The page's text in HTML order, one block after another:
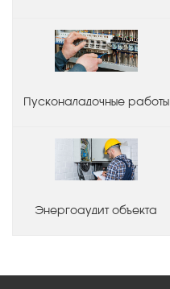
Пусконаладочные работы
Энергоаудит объекта